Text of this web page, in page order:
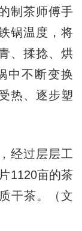
制茶师傅手
锅温度，将
、揉捻、烘
中不断变换
热、逐步塑
经过层层工
1120亩的茶
干茶。（文